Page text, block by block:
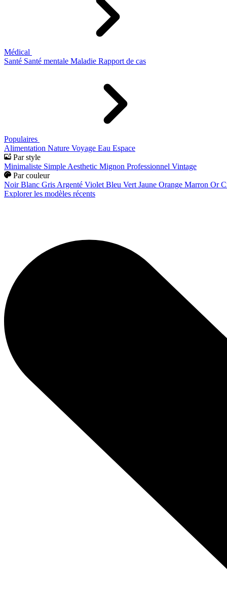
Médical
Santé Santé mentale Maladie Rapport de cas
Populaires
Alimentation Nature Voyage Eau Espace
Par style
Minimaliste Simple Aesthetic Mignon Professionnel Vintage
Par couleur
Noir Blanc Gris Argenté Violet Bleu Vert Jaune Orange Marron Or
Explorer les modèles récents